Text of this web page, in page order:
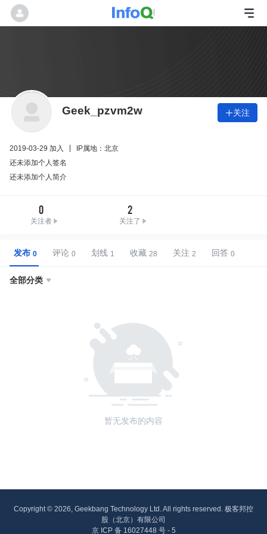
Geek_pzvm2w 关注
2019-03-29 加入
IP属地：北京
还未添加个人签名
还未添加个人简介
0
关注者
2
关注了
发布 评论 划线 收藏 关注 回答
全部分类 
暂无发布的内容
Copyright © 2026, Geekbang Technology Ltd. All rights reserved. 极客邦控
股（北京）有限公司
京 ICP 备 16027448 号 - 5